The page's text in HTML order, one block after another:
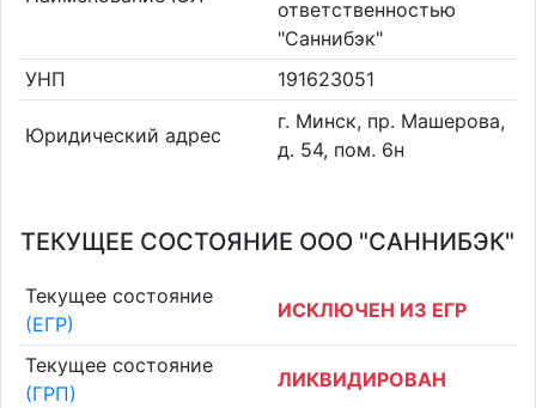
ответственностью
"Саннибэк"
УНП
191623051
Юридический адрес
г. Минск, пр. Машерова,
д. 54, пом. 6н
ТЕКУЩЕЕ СОСТОЯНИЕ ООО "САННИБЭК"
Текущее состояние
(ЕГР)
ИСКЛЮЧЕН ИЗ ЕГР
Текущее состояние
(ГРП)
ЛИКВИДИРОВАН